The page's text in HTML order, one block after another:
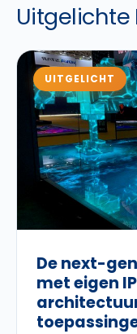
Uitgelichte
UITGELICHT
De next-
met eigen